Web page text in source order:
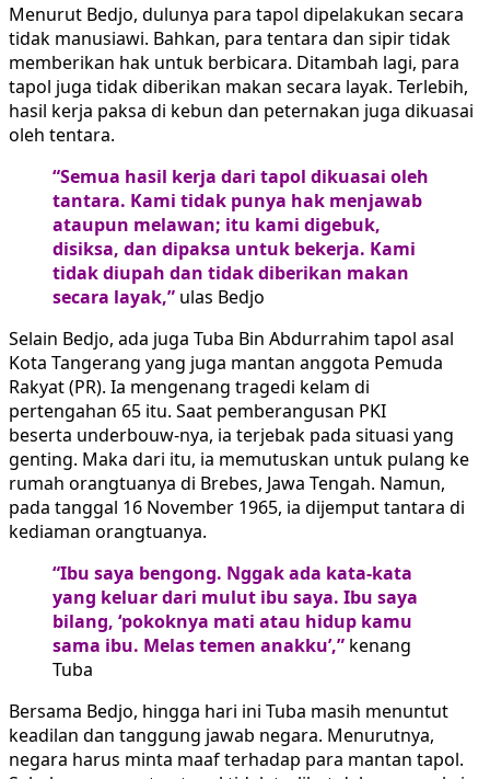
Menurut Bedjo, dulunya para tapol dipelakukan secara
tidak manusiawi. Bahkan, para tentara dan sipir tidak
memberikan hak untuk berbicara. Ditambah lagi, para
tapol juga tidak diberikan makan secara layak. Terlebih,
hasil kerja paksa di kebun dan peternakan juga dikuasai
oleh tentara.
“Semua hasil kerja dari tapol dikuasai oleh
tantara. Kami tidak punya hak menjawab
ataupun melawan; itu kami digebuk,
disiksa, dan dipaksa untuk bekerja. Kami
tidak diupah dan tidak diberikan makan
secara layak,” ulas Bedjo
Selain Bedjo, ada juga Tuba Bin Abdurrahim tapol asal
Kota Tangerang yang juga mantan anggota Pemuda
Rakyat (PR). Ia mengenang tragedi kelam di
pertengahan 65 itu. Saat pemberangusan PKI
beserta underbouw-nya, ia terjebak pada situasi yang
genting. Maka dari itu, ia memutuskan untuk pulang ke
rumah orangtuanya di Brebes, Jawa Tengah. Namun,
pada tanggal 16 November 1965, ia dijemput tantara di
kediaman orangtuanya.
“Ibu saya bengong. Nggak ada kata-kata
yang keluar dari mulut ibu saya. Ibu saya
bilang, ‘pokoknya mati atau hidup kamu
sama ibu. Melas temen anakku’,” kenang
Tuba
Bersama Bedjo, hingga hari ini Tuba masih menuntut
keadilan dan tanggung jawab negara. Menurutnya,
negara harus minta maaf terhadap para mantan tapol.